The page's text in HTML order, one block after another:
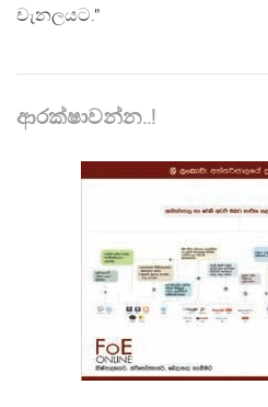
චැනලයට."
ආරක්ෂාවන්න..!